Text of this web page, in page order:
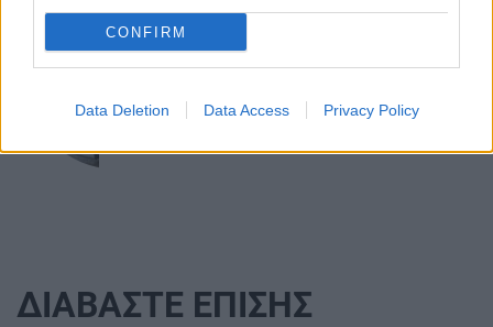
CONFIRM
Data Deletion Data Access Privacy Policy
ΕΛΛΑΔΑ
«Στέρεψε» η αγορά από πινακίδες
κυκλοφορίας: Χιλιάδες αυτοκίνητα
παραμένουν αταξινόμητα
ΔΙΑΒΑΣΤΕ ΕΠΙΣΗΣ